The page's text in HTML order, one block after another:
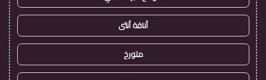
أناقة أنثى
متورخ